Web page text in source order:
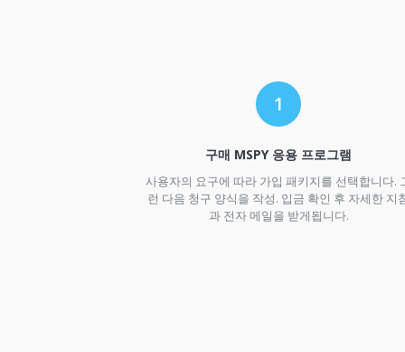
구매 MSPY 응용 프로그램
사용자의 요구에 따라 가입 패키지를 선택합니다.
런 다음 청구 양식을 작성. 입금 확인 후 자세한 지
과 전자 메일을 받게됩니다.